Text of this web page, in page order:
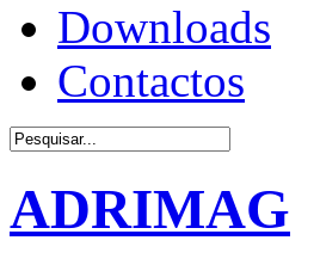
Downloads
Contactos
ADRIMAG